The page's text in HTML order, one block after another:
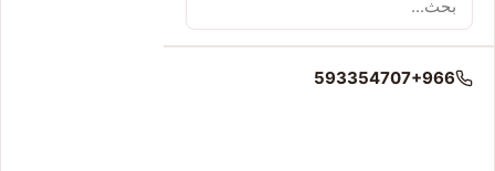
الرئيسية
593354707+966